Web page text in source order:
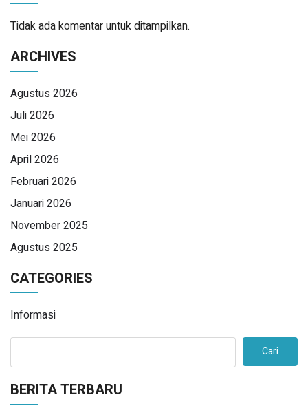
Tidak ada komentar untuk ditampilkan.
ARCHIVES
Agustus 2026
Juli 2026
Mei 2026
April 2026
Februari 2026
Januari 2026
November 2025
Agustus 2025
CATEGORIES
Informasi
Cari
BERITA TERBARU